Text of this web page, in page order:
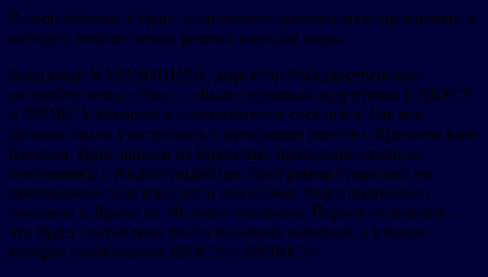
В свой юбилей «Урал» подготовил грандиозную программу, в
которую вошли танцы разных народов мира.
Владимир КАРАЧИНЦЕВ, директор Государственного
ансамбля танца «Урал»: «Была огромная подготовка к ШОСУ
и БРИКСУ, который к сожалению не состоялся. Где мы
должны были участвовать в программе вместе с Кремлевским
балетом. Приглашали из Бразилии- бразильцы ставили
постановку, с Индии-индийцы. Программа ставилась на
протяжении полутора лет и она сейчас будет полностью
показана в Драме на 40-летие ансамбля. Первое отделение —
это будет составлено чисто из наших номеров, а вторая —
которая готовилась к ШОСУ и БРИКСУ».